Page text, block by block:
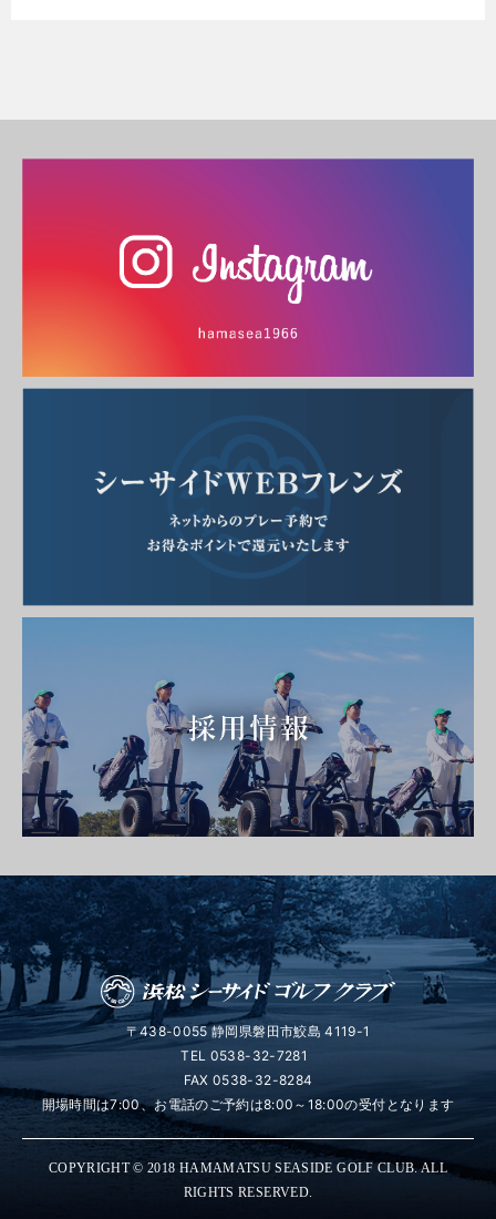
〒438-0055 静岡県磐田市鮫島 4119-1
TEL 0538-32-7281
FAX 0538-32-8284
開場時間は7:00、お電話のご予約は8:00～18:00の受付となります
COPYRIGHT © 2018 HAMAMATSU SEASIDE GOLF CLUB. ALL
RIGHTS RESERVED.